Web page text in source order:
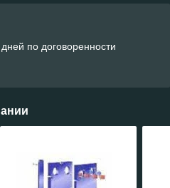
по договоренности